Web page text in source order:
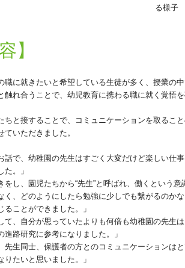
る様子
】
職に就きたいと希望している生徒が多く、授業の
触れ合うことで、幼児教育に携わる職に就く覚悟
ちと接することで、コミュニケーションを取るこ
いただきました。
話で、幼稚園の先生はすごく大変だけど楽しい仕
。」
をし、園児たちから“先生”と呼ばれ、働くという
く、どのようにしたら勉強に少しでも繋がるのか
ことができました。」
て、自分が思っていたよりも何倍も幼稚園の先生
進路研究に参考になりました。」
先生同士、保護者の方とのコミュニケーションは
たいと思いました。」